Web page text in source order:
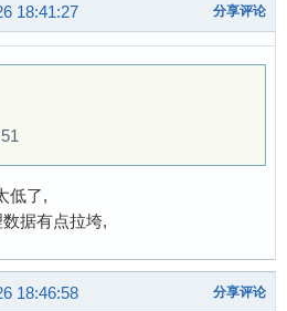
18:41:27 分享评论
低了,
据有点拉垮,
18:46:58 分享评论